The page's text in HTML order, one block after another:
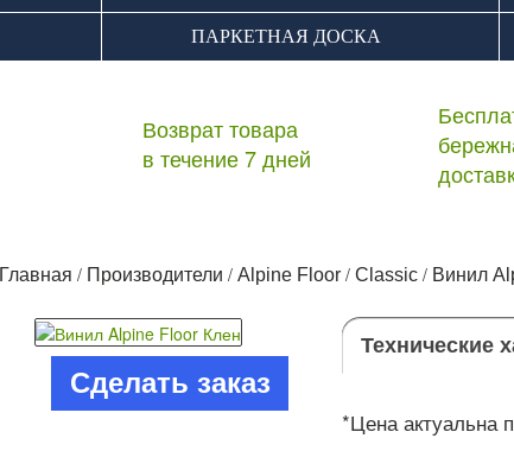
ПАРКЕТНАЯ ДОСКА
Возврат товара
в течение 7 дней
Главная / Производители / Alpine Floor / Classic / Винил
Сделать заказ
Технические
*Цена актуальна